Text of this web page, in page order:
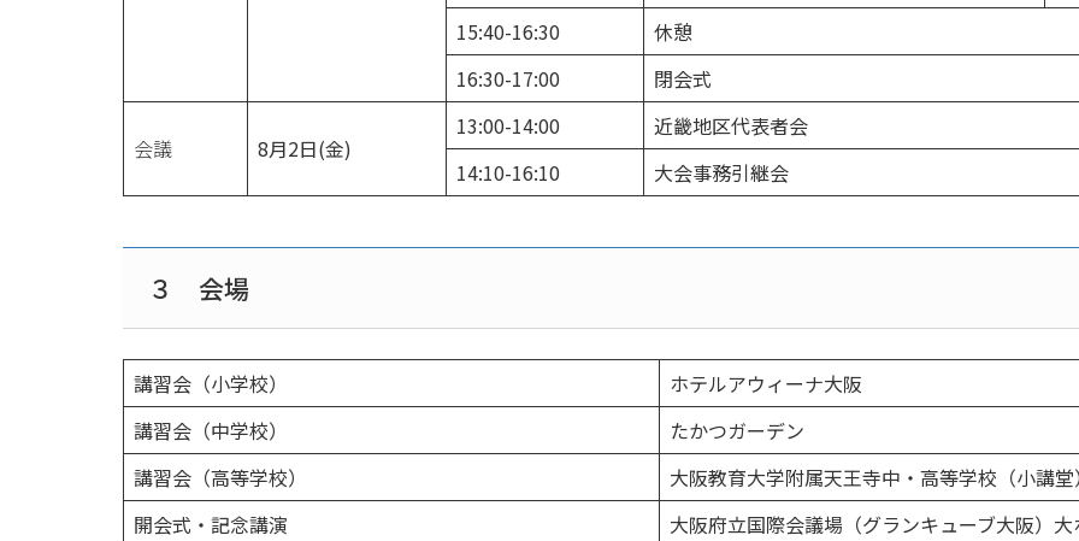
15:40-16:30
休憩
16:30-17:00
閉会式
会議 8月2日(金)
13:00-14:00
近畿地区代表者会
14:10-16:10
大会事務引継会
３ 会場
講習会（小学校）
ホテルアウィーナ大阪
講習会（中学校）
たかつガーデン
講習会（高等学校）
大阪教育大学附属天王寺中・高等学校（小講
開会式・記念講演
大阪府立国際会議場（グランキューブ大阪）